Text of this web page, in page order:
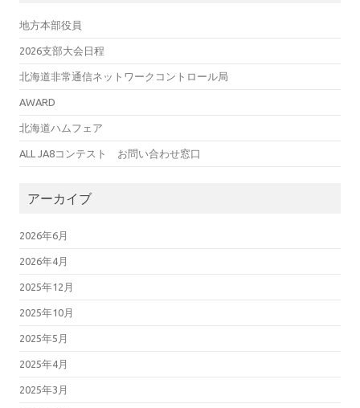
地方本部役員
2026支部大会日程
北海道非常通信ネットワークコントロール局
AWARD
北海道ハムフェア
ALL JA8コンテスト お問い合わせ窓口
アーカイブ
2026年6月
2026年4月
2025年12月
2025年10月
2025年5月
2025年4月
2025年3月